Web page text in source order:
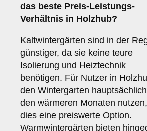
das beste Preis-Leistungs-
Verhältnis in Holzhub?
Kaltwintergärten sind in der
günstiger, da sie keine teure
Isolierung und Heiztechnik
benötigen. Für Nutzer in
den Wintergarten
den wärmeren Monaten
dies eine preiswerte Option.
Warmwintergärten bieten